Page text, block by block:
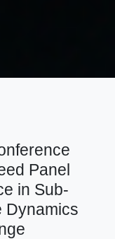
Panel
in Sub-
Dynamics